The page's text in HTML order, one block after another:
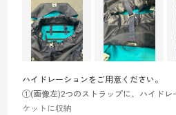
ハイドレーションをご用意ください。
①(画像左)2つのストラップに、ハイドレ
ケットに収納